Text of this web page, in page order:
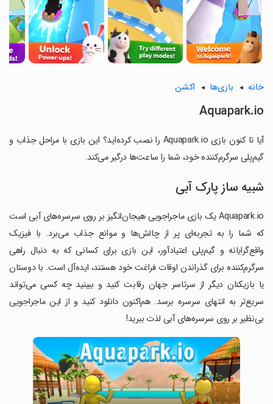
خانه بازی‌ها اکشن
Aquapark.io
آیا تا کنون بازی Aquapark.io را نصب کرده‌اید؟ این بازی با مراحل جذاب و
گیم‌پلی سرگرم‌کننده خود، شما را ساعت‌ها درگیر می‌کند.
شبیه ساز پارک آبی
Aquapark.io یک بازی ماجراجویی هیجان‌انگیز بر روی سرسره‌های آبی است
که شما را به تجربه‌ای پر از چالش‌ها و موانع جذاب می‌برد. با فیزیک
واقع‌گرایانه و گیم‌پلی اعتیادآور، این بازی برای کسانی که به دنبال راهی
سرگرم‌کننده برای گذراندن اوقات فراغت خود هستند، ایده‌آل است. با دوستان
یا بازیکنان دیگر از سرتاسر جهان رقابت کنید و ببینید چه کسی می‌تواند
سریع‌تر به انتهای سرسره برسد. هم‌اکنون دانلود کنید و از این ماجراجویی
بی‌نظیر بر روی سرسره‌های آبی لذت ببرید!